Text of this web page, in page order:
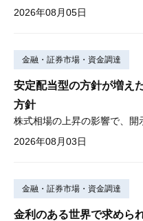
2026年08月05日
金融・証券市場・資金調達
安定配当型の方針が増え
方針
2026年08月03日
金融・証券市場・資金調達
金利のある世界で求めら